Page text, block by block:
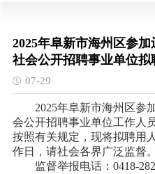
2025年阜新市海州区参
社会公开招聘事业单位
07-29
2025年阜新市海州区参
会公开招聘事业单位工作人
按照有关规定，现将拟聘用
作日，请社会各界广泛监督。
监督举报电话： 0418-